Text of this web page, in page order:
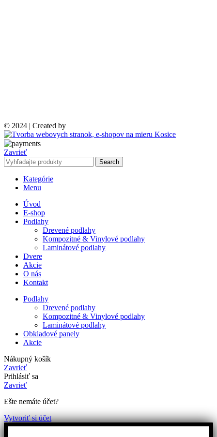
© 2024 | Created by
Zavrieť
Search
Kategórie
Menu
Úvod
E-shop
Podlahy
Drevené podlahy
Kompozitné & Vinylové podlahy
Laminátové podlahy
Dvere
Akcie
O nás
Kontakt
Podlahy
Drevené podlahy
Kompozitné & Vinylové podlahy
Laminátové podlahy
Obkladové panely
Akcie
Nákupný košík
Zavrieť
Prihlásiť sa
Zavrieť
Ešte nemáte účet?
Vytvoriť si účet